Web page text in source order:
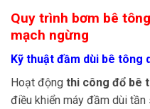
Quy trình bơm bê
mạch ngừng
Kỹ thuật đầm dùi bê tông
Hoạt động thi công đổ bê
điều khiển máy đầm dùi